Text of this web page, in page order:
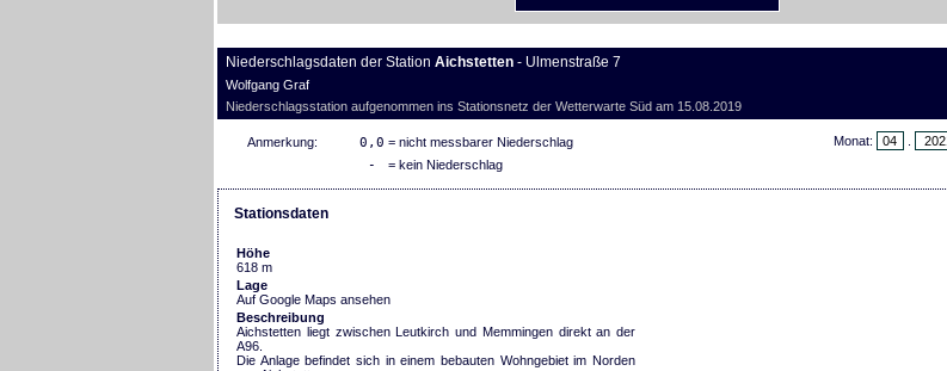
Niederschlagsdaten der Station Aichstetten- Ulmenstraße 7
Wolfgang Graf
Niederschlagsstation aufgenommen ins Stationsnetz der Wetterwarte Süd am 15.08.2019
Monat:
Anmerkung: 0,0 = nicht messbarer Niederschlag
- = kein Niederschlag
Stationsdaten
Höhe
618 m
Lage
Auf Google Maps ansehen
Beschreibung
Aichstetten liegt zwischen Leutkirch und Memmingen direkt an der
A96.
Die Anlage befindet sich in einem bebauten Wohngebiet im Norden